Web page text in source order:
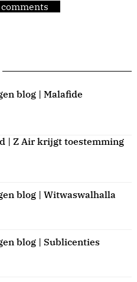
blog | Malafide
| Z Air krijgt toestemming
blog | Witwaswalhalla
blog | Sublicenties